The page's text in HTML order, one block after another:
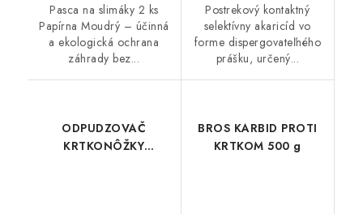
Pasca na slimáky 2 ks
Papírna Moudrý – účinná
a ekologická ochrana
záhrady bez...
Postrekový kontaktný
selektívny akaricíd vo
forme dispergovateľného
prášku, určený...
ODPUDZOVAČ
KRTKONÔŽKY
BROS KARBID PROTI
KRTKOM 500 g